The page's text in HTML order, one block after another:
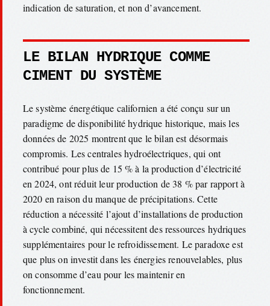
indication de saturation, et non d’avancement.
LE BILAN HYDRIQUE COMME
CIMENT DU SYSTÈME
Le système énergétique californien a été conçu sur un
paradigme de disponibilité hydrique historique, mais les
données de 2025 montrent que le bilan est désormais
compromis. Les centrales hydroélectriques, qui ont
contribué pour plus de 15 % à la production d’électricité
en 2024, ont réduit leur production de 38 % par rapport à
2020 en raison du manque de précipitations. Cette
réduction a nécessité l’ajout d’installations de production
à cycle combiné, qui nécessitent des ressources hydriques
supplémentaires pour le refroidissement. Le paradoxe est
que plus on investit dans les énergies renouvelables, plus
on consomme d’eau pour les maintenir en
fonctionnement.